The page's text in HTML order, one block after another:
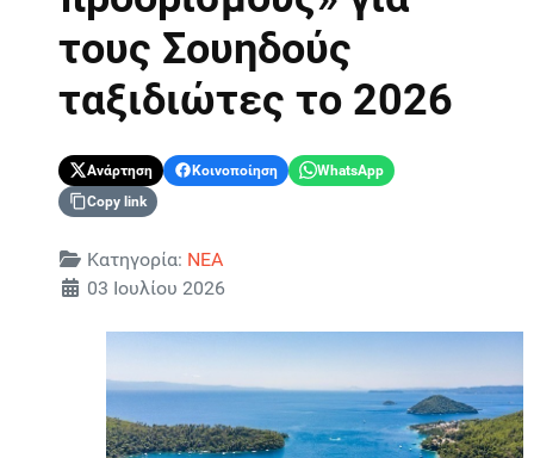
τους Σουηδούς
ταξιδιώτες το 2026
Ανάρτηση Κοινοποίηση
WhatsApp
Copy link
Λεπτομέρειες
Κατηγορία: ΝΕΑ
03 Ιουλίου 2026